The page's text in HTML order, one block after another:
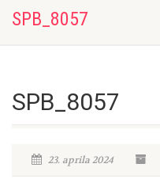
SPB_8057
SPB_8057
23. aprila 2024